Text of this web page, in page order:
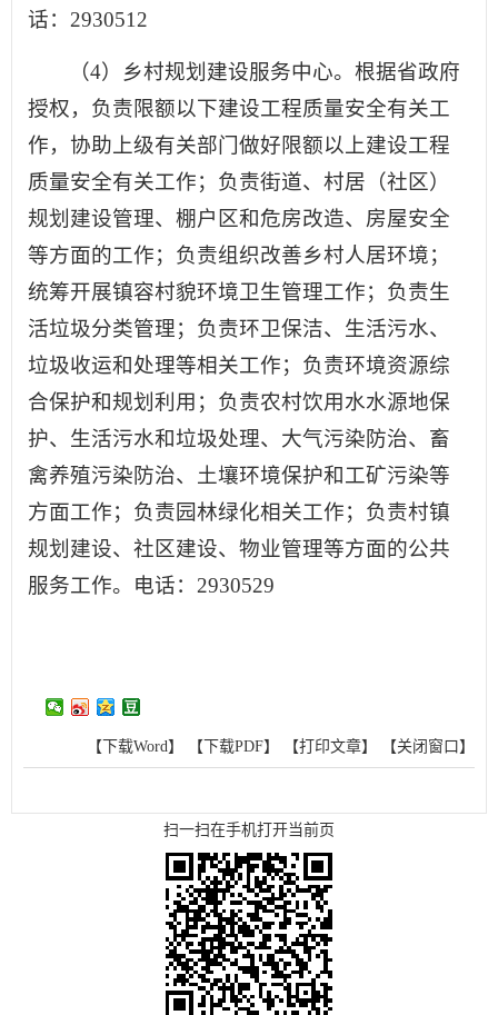
话：2930512
（4）乡村规划建设服务中心。根据省政府
授权，负责限额以下建设工程质量安全有关工
作，协助上级有关部门做好限额以上建设工程
质量安全有关工作；负责街道、村居（社区）
规划建设管理、棚户区和危房改造、房屋安全
等方面的工作；负责组织改善乡村人居环境；
统筹开展镇容村貌环境卫生管理工作；负责生
活垃圾分类管理；负责环卫保洁、生活污水、
垃圾收运和处理等相关工作；负责环境资源综
合保护和规划利用；负责农村饮用水水源地保
护、生活污水和垃圾处理、大气污染防治、畜
禽养殖污染防治、土壤环境保护和工矿污染等
方面工作；负责园林绿化相关工作；负责村镇
规划建设、社区建设、物业管理等方面的公共
服务工作。电话：2930529
【下载Word】 【下载PDF】 【打印文章】 【关闭窗口】
扫一扫在手机打开当前页